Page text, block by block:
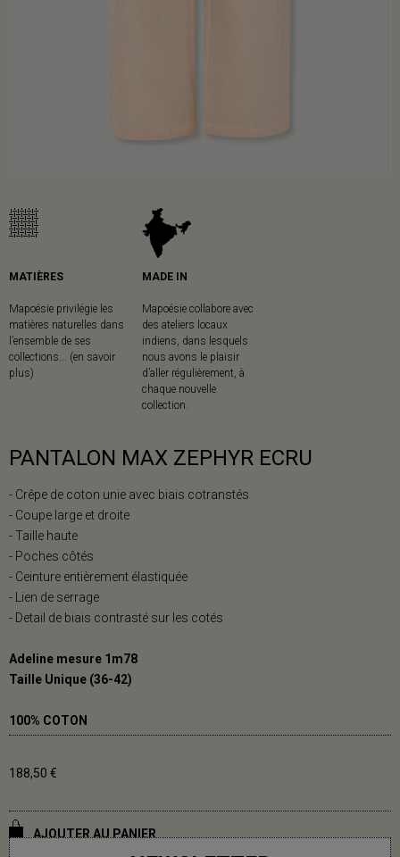
MATIÈRES
Mapoésie privilégie les
matières naturelles dans
l’ensemble de ses
collections... (en savoir
plus)
MADE IN
Mapoésie collabore avec
des ateliers locaux
indiens, dans lesquels
nous avons le plaisir
d’aller régulièrement, à
chaque nouvelle
collection.
PANTALON MAX ZEPHYR ECRU
- Crêpe de coton unie avec biais cotranstés
- Coupe large et droite
- Taille haute
- Poches côtés
- Ceinture entièrement élastiquée
- Lien de serrage
- Detail de biais contrasté sur les cotés
Adeline mesure 1m78
Taille Unique (36-42)
100% COTON
188,50 €
AJOUTER AU PANIER